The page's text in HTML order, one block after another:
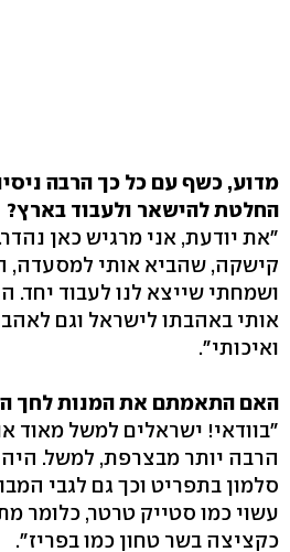
מדוע, כשף עם כל כך הרבה
החלטת להישאר ולעבוד בארץ?
"את יודעת, אני מרגיש כאן
קישקה, שהביא אותי למסעדה,
ושמחתי שייצא לנו לעבוד יחד.
אותי באהבתו לישראל וגם
ואיכותי".
האם התאמתם את המנות לחך
"בוודאי! ישראלים למשל מאוד
הרבה יותר מבצרפת, למשל.
סלמון בתפריט וכך גם לגבי
עשוי כמו סטייק טרטר, כלומר
כקציצה בשר טחון כמו בפריז".